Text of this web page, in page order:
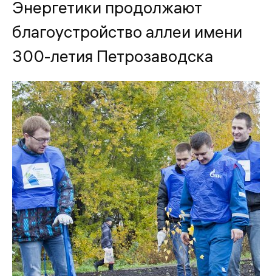
Энергетики продолжают
благоустройство аллеи имени
300-летия Петрозаводска